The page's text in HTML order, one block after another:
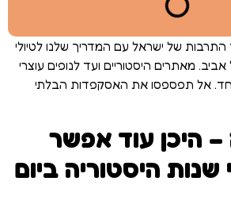
של ישראל עם המדריך שלנו לטיולי
מאתרים היסטוריים ועד לנופים עוצרי
אל תפספסו את האסקפדות הבלתי
– היכן עוד אפשר
היסטוריה ביום